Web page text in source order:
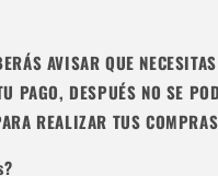
AVISAR QUE
PAGO, DESPUÉS NO SE
REALIZAR TUS